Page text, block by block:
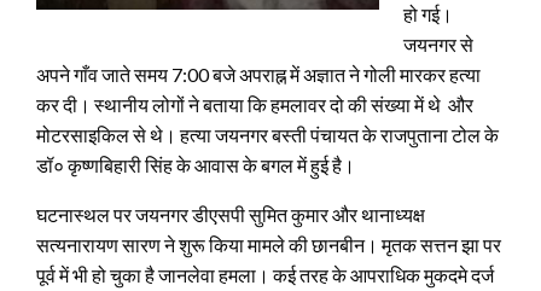
हो गई।
जयनगर से
अपने गाँव जाते समय 7:00 बजे अपराह्न में अज्ञात ने गोली मारकर हत्या
कर दी। स्थानीय लोगों ने बताया कि हमलावर दो की संख्या में थे और
मोटरसाइकिल से थे। हत्या जयनगर बस्ती पंचायत के राजपुताना टोल के
डॉ० कृष्णबिहारी सिंह के आवास के बगल में हुई है।
घटनास्थल पर जयनगर डीएसपी सुमित कुमार और थानाध्यक्ष
सत्यनारायण सारण ने शुरू किया मामले की छानबीन। मृतक सत्तन झा पर
पूर्व में भी हो चुका है जानलेवा हमला। कई तरह के आपराधिक मुकदमे दर्ज